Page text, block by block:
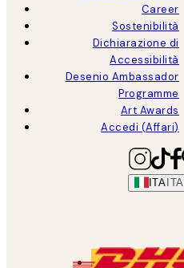
Career
Sostenibilità
Dichiarazione di
Accessibilità
Desenio Ambassador
Programme
Art Awards
Accedi (Affari)
ITA